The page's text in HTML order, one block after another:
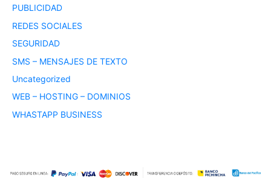
PUBLICIDAD
REDES SOCIALES
SEGURIDAD
SMS – MENSAJES DE TEXTO
Uncategorized
WEB – HOSTING – DOMINIOS
WHASTAPP BUSINESS